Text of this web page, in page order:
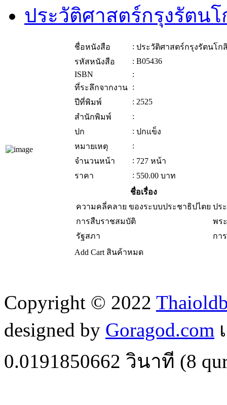
ประวัติศาสตร์กรุงรัตน
ชื่อหนังสือ : ประวัติศาสตร์กรุงรัตนโ
รหัสหนังสือ
: B05436
ISBN
:
ที่ระลึกจากงาน :
ปีที่พิมพ์
: 2525
สำนักพิมพ์
:
ปก
: ปกแข็ง
หมายเหตุ
:
จำนวนหน้า
: 727 หน้า
ราคา
: 550.00 บาท
ชื่อเรื่อง
ความคลี่คลาย ของระบบประชาธิปไตย ปร
การสืบราชสมบัติ
พร
รัฐสภา
กา
Add Cart สินค้าหมด
Copyright © 2022
designed by Goragod.com
0.0191850662 วินาที (8